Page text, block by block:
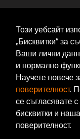
Този уебсайт
„Бисквитки“ за
Ваши лични
и нормално
Научете повече
поверителност.
се съгласявате
бисквитки и
поверителност.
0884 133 648
Онлайн магазин за
Начало Сила
Creatine Monohydrate